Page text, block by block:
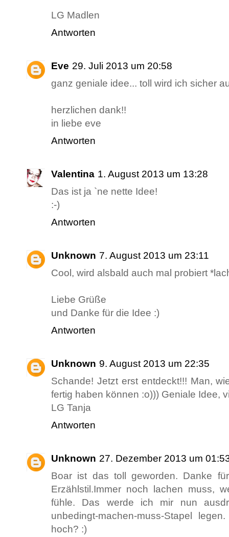
LG Madlen
Antworten
Eve 29. Juli 2013 um 20:58
ganz geniale idee... toll wird ich sicher
herzlichen dank!!
in liebe eve
Antworten
Valentina 1. August 2013 um 13:28
Das ist ja `ne nette Idee!
:-)
Antworten
Unknown 7. August 2013 um 23:11
Cool, wird alsbald auch mal probiert
Liebe Grüße
und Danke für die Idee :)
Antworten
Unknown 9. August 2013 um 22:35
Schande! Jetzt erst entdeckt!!! Man,
fertig haben können :o))) Geniale Idee,
LG Tanja
Antworten
Unknown 27. Dezember 2013 um
Boar ist das toll geworden. Danke
Erzählstil.Immer noch lachen muss,
fühle. Das werde ich mir nun
unbedingt-machen-muss-Stapel
hoch? :)